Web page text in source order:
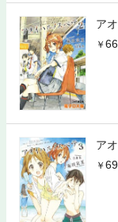
ア
ア